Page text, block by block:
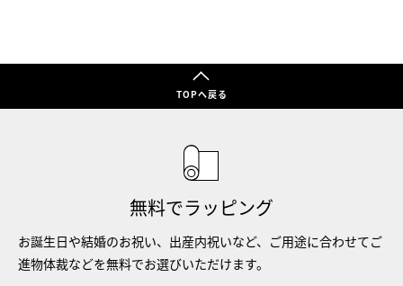
TOPへ戻る
無料でラッピング
お誕生日や結婚のお祝い、出産内祝いなど、ご用途に合わせてご
進物体裁などを無料でお選びいただけます。